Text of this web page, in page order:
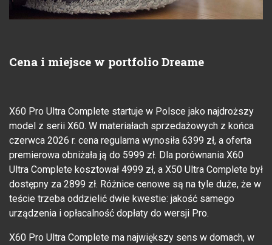
Cena i miejsce w portfolio Dreame
X60 Pro Ultra Complete startuje w Polsce jako najdroższy
model z serii X60. W materiałach sprzedażowych z końca
czerwca 2026 r. cena regularna wynosiła 6399 zł, a oferta
premierowa obniżała ją do 5999 zł. Dla porównania X60
Ultra Complete kosztował 4999 zł, a X50 Ultra Complete był
dostępny za 2899 zł. Różnice cenowe są na tyle duże, że w
teście trzeba oddzielić dwie kwestie: jakość samego
urządzenia i opłacalność dopłaty do wersji Pro.
X60 Pro Ultra Complete ma największy sens w domach, w